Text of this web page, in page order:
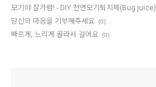
모기야 잘가렴! - DIY 천연모기퇴치제(Bug juice)
당신의 마음을 기부해주세요 (0)
빠르게, 느리게 골라서 걸어요 (0)